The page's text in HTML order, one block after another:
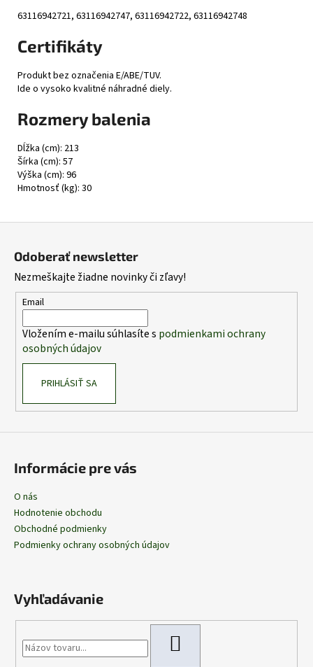
63116942721, 63116942747, 63116942722, 63116942748
Certifikáty
Produkt bez označenia E/ABE/TUV.
Ide o vysoko kvalitné náhradné diely.
Rozmery balenia
Dĺžka (cm): 213
Šírka (cm): 57
Výška (cm): 96
Hmotnosť (kg): 30
Odoberať newsletter
Nezmeškajte žiadne novinky či zľavy!
Email
Vložením e-mailu súhlasíte s podmienkami ochrany
osobných údajov
PRIHLÁSIŤ SA
Informácie pre vás
O nás
Hodnotenie obchodu
Obchodné podmienky
Podmienky ochrany osobných údajov
Vyhľadávanie